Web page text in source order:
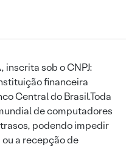
inscrita sob o CNPJ:
financeira
Central do Brasil.Toda
de computadores
podendo impedir
a recepção de